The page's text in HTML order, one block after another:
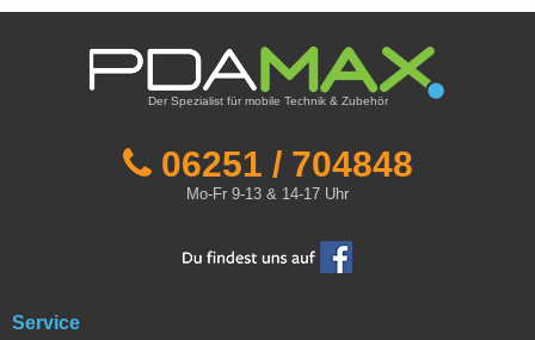
Der Spezialist für mobile Technik & Zubehör
06251 / 704848
Mo-Fr 9-13 & 14-17 Uhr
Service